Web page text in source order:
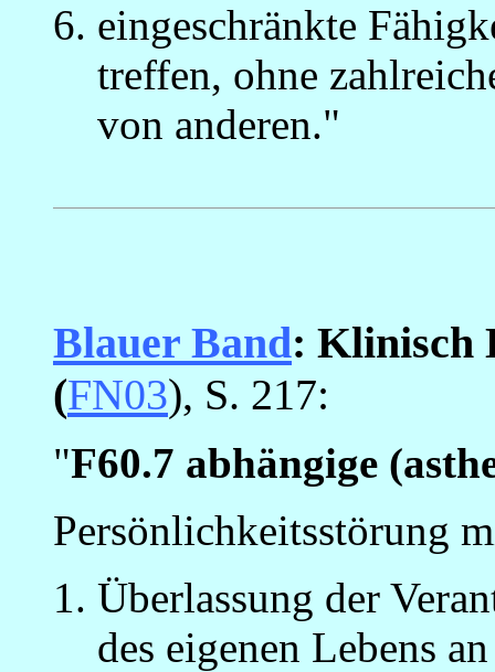
eingeschränkte
treffen, ohne
von anderen."
Blauer Band: Klinisch
(FN03), S. 217:
"F60.7 abhängige
Persönlichkeitsstörung
Überlassung der
des eigenen Lebens